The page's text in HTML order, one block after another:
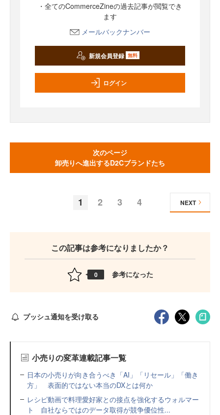
・全てのCommerceZineの過去記事が閲覧でき
ます
メールバックナンバー
新規会員登録 無料
ログイン
次のページ
卸売りへ進出するD2Cブランドたち
1 2 3 4 NEXT
この記事は参考になりましたか？
0 参考になった
プッシュ通知を受け取る
小売りの変革連載記事一覧
日本の小売りが向き合うべき「AI」「リセール」「働き
方」 表面的ではない本当のDXとは何か
レシピ動画で料理愛好家との接点を強化するウォルマー
ト 自社ならではのデータ取得が競争優位性...